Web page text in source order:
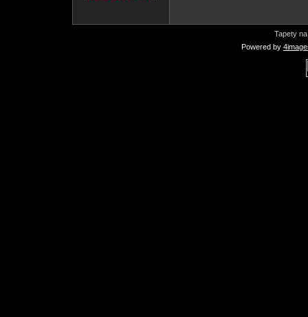
Tapety
Powered by